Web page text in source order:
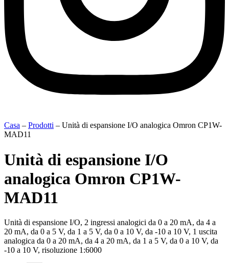
Casa – Prodotti – Unità di espansione I/O analogica Omron CP1W-
MAD11
Unità di espansione I/O
analogica Omron CP1W-
MAD11
Unità di espansione I/O, 2 ingressi analogici da 0 a 20 mA, da 4 a
20 mA, da 0 a 5 V, da 1 a 5 V, da 0 a 10 V, da -10 a 10 V, 1 uscita
analogica da 0 a 20 mA, da 4 a 20 mA, da 1 a 5 V, da 0 a 10 V, da
-10 a 10 V, risoluzione 1:6000